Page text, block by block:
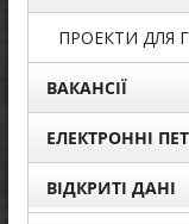
ПРОЕКТИ ДЛЯ
ВАКАНСІЇ
ЕЛЕКТРОННІ
ВІДКРИТІ ДАНІ